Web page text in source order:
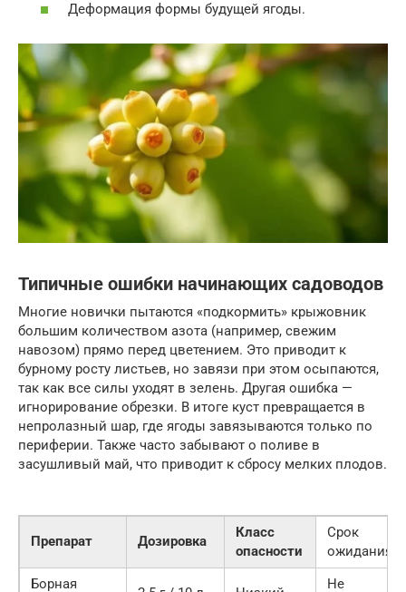
Деформация формы будущей ягоды.
Типичные ошибки начинающих садоводов
Многие новички пытаются «подкормить» крыжовник
большим количеством азота (например, свежим
навозом) прямо перед цветением. Это приводит к
бурному росту листьев, но завязи при этом осыпаются,
так как все силы уходят в зелень. Другая ошибка —
игнорирование обрезки. В итоге куст превращается в
непролазный шар, где ягоды завязываются только по
периферии. Также часто забывают о поливе в
засушливый май, что приводит к сбросу мелких плодов.
Препарат Дозировка
Класс
опасности
Срок
ожидания
Борная
Не